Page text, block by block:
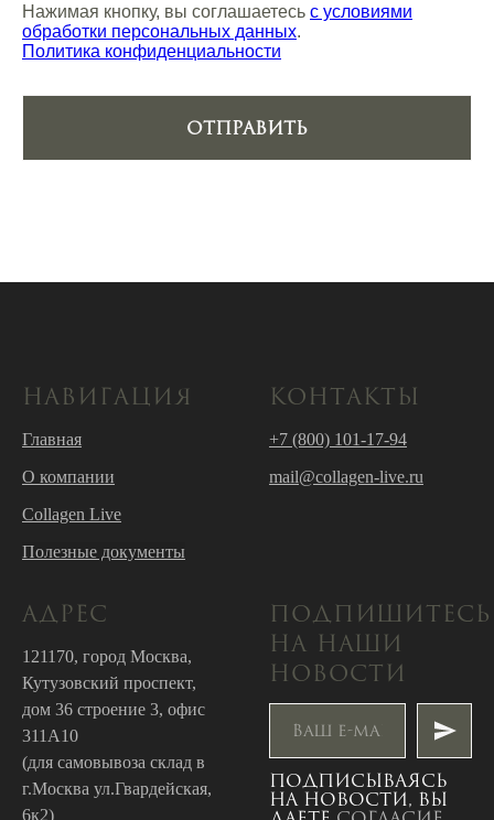
Нажимая кнопку, вы соглашаетесь с условиями
обработки персональных данных.
Политика конфиденциальности
Отправить
НАВИГАЦИЯ
Главная
О компании
Collagen Live
Полезные документы
КОНТАКТЫ
+7 (800) 101-17-94
mail@collagen-live.ru
АДРЕС
121170, город Москва,
Кутузовский проспект,
дом 36 строение 3, офис
311А10
(для самовывоза склад в
г.Москва ул.Гвардейская,
6к2)
ПОДПИШИТЕСЬ
НА НАШИ
НОВОСТИ
Подписываясь
на новости, вы
даете согласие